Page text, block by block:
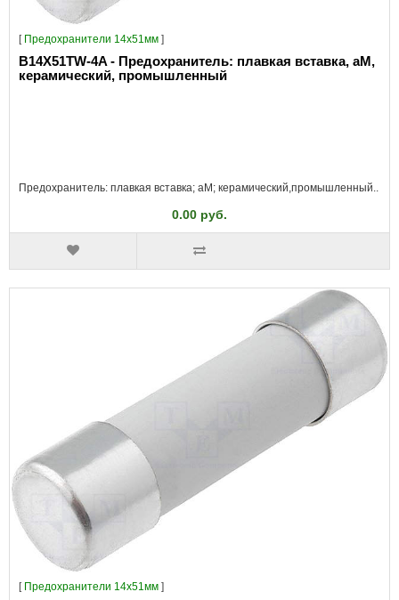
[ Предохранители 14x51мм ]
B14X51TW-4A - Предохранитель: плавкая вставка, aM,
керамический, промышленный
Предохранитель: плавкая вставка; aM; керамический,промышленный..
0.00 руб.
[ Предохранители 14x51мм ]